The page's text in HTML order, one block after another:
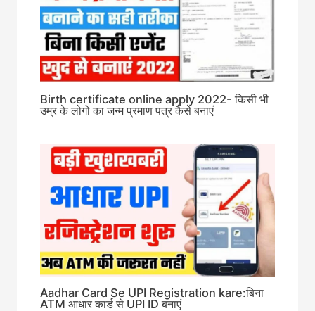
Birth certificate online apply 2022- किसी भी
उम्र के लोगो का जन्म प्रमाण पत्र कैसे बनाएं
Aadhar Card Se UPI Registration kare:बिना
ATM आधार कार्ड से UPI ID बनाएं